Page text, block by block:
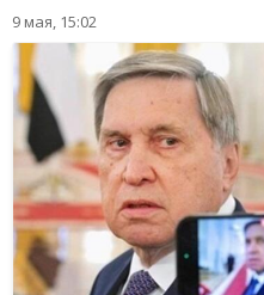
9 мая, 15:02